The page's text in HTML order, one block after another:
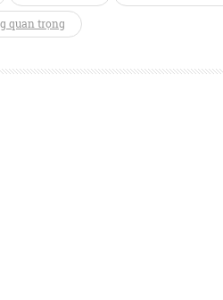
quan trọng